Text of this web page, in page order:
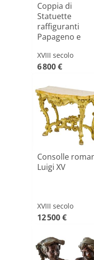
Coppia di
Statuette
raffiguranti
Papageno e
Flauto[...]
XVIII secolo
6 800 €
Consolle
Luigi XV
XVIII secolo
12 500 €